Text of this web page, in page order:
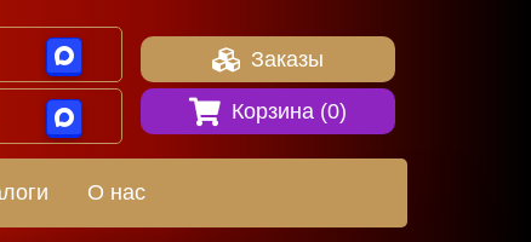
Заказы
Корзина (0)
О нас